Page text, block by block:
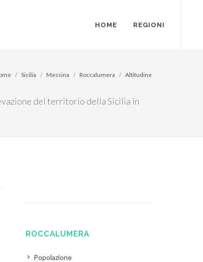
HOME REGIONI
del territorio della Sicilia in
Sicilia Messina Roccalumera Altitudine
ROCCALUMERA
Popolazione